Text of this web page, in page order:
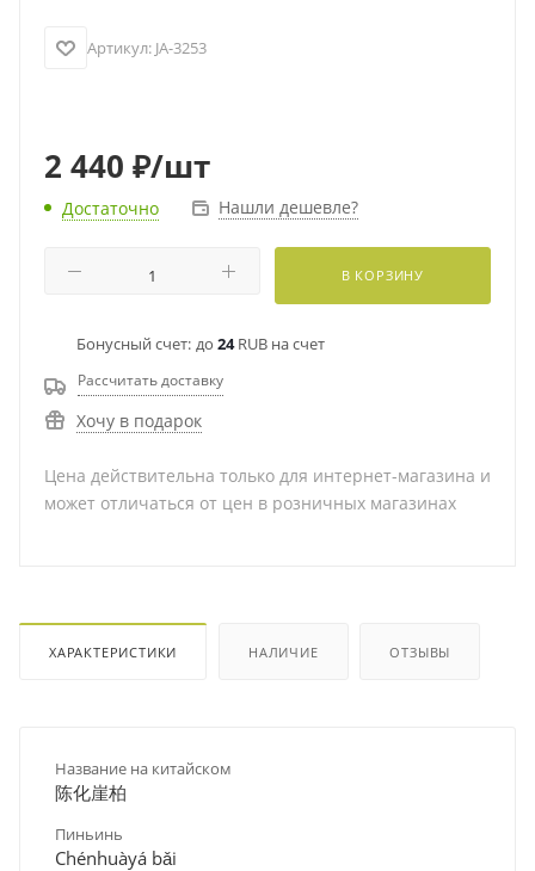
Артикул: JA-3253
2 440 ₽/шт
Достаточно Нашли дешевле?
В КОРЗИНУ
Бонусный счет: до 24RUB на счет
Рассчитать доставку
Хочу в подарок
Цена действительна только для интернет-магазина и
может отличаться от цен в розничных магазинах
ХАРАКТЕРИСТИКИ НАЛИЧИЕ ОТЗЫВЫ
Название на китайском
陈化崖柏
Пиньинь
Chénhuàyá bǎi